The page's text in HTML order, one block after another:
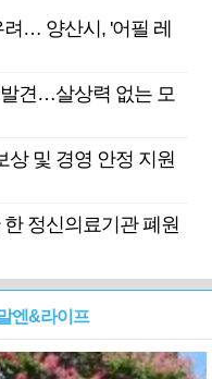
… 양산시, '어필 레
견…살상력 없는 모
상 및 경영 안정 지원
정신의료기관 폐원
엔&라이프